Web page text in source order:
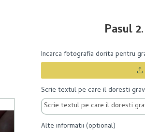
Pasul
Incarca fotografia dorita pentru
Scrie textul pe care il doresti
Alte informatii (optional)